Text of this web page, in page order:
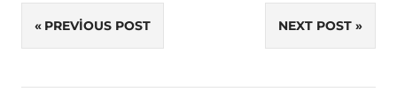
Yazı
gezinmesi
PREVIOUS POST NEXT POST